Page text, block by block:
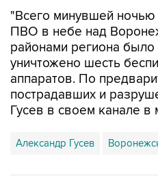
"Всего минувшей
ПВО в небе над
районами региона
уничтожено шесть
аппаратов. По
пострадавших и
Гусев в своем канале
Александр Гусев